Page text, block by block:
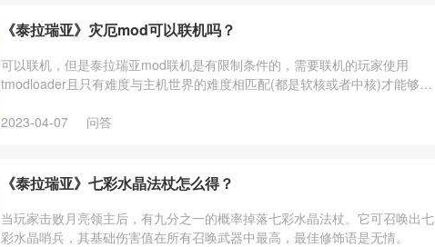
《泰拉瑞亚》灾厄mod可以联机吗？
可以联机，但是泰拉瑞亚mod联机是有限制条件的，需要联机的玩家使用
tmodloader且只有难度与主机世界的难度相匹配(都是软核或者中核)才能够联
2023-04-07
问答
《泰拉瑞亚》七彩水晶法杖怎么得？
当玩家击败月亮领主后，有九分之一的概率掉落七彩水晶法杖。它可召唤出七
彩水晶哨兵，其基础伤害值在所有召唤武器中最高，最佳修饰语是无情。